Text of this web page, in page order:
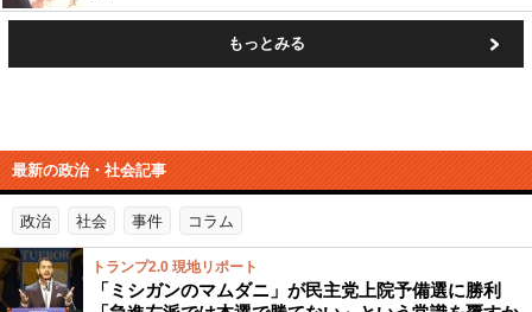
もっとみる
最新の政治・社会記事
政治 社会 事件 コラム
トランプ2.0 現地リポート
「ミシガンのマムダニ」が民主党上院予備選に勝利